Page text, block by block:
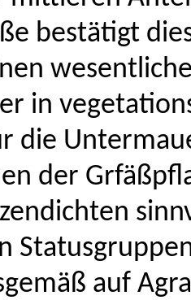
bestätigt
in
die
der
auf